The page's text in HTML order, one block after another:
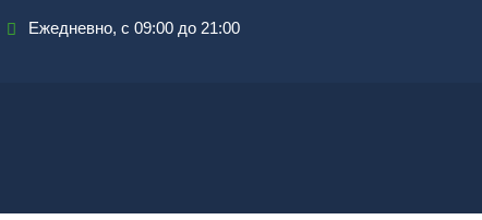
Ежедневно, с 09:00 до 21:00